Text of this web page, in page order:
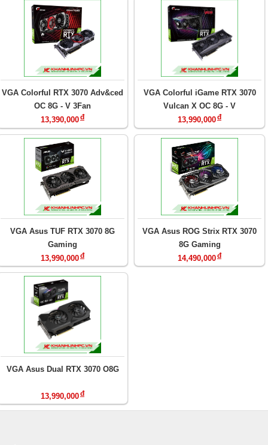
VGA Colorful RTX 3070 Adv&ced
OC 8G - V 3Fan
13,390,000đ
VGA Colorful iGame RTX 3070
Vulcan X OC 8G - V
13,990,000đ
VGA Asus TUF RTX 3070 8G
Gaming
13,990,000đ
VGA Asus ROG Strix RTX 3070
8G Gaming
14,490,000đ
VGA Asus Dual RTX 3070 O8G
13,990,000đ